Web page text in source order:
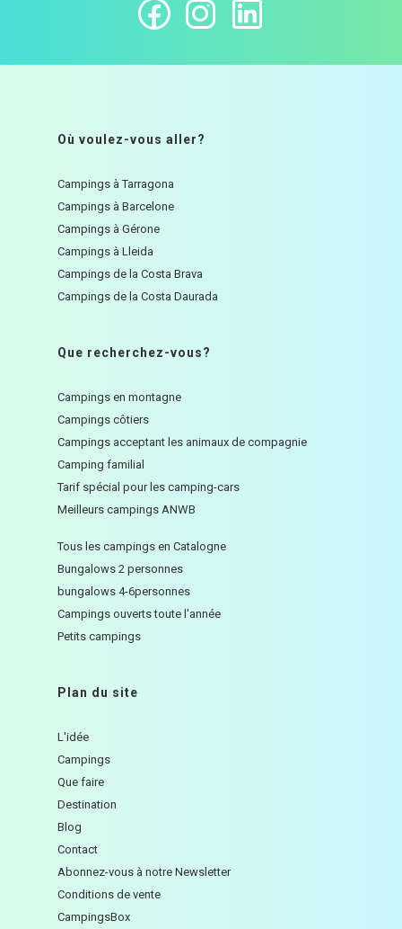
Où voulez-vous aller?
Campings à Tarragona
Campings à Barcelone
Campings à Gérone
Campings à Lleida
Campings de la Costa Brava
Campings de la Costa Daurada
Que recherchez-vous?
Campings en montagne
Campings côtiers
Campings acceptant les animaux de compagnie
Camping familial
Tarif spécial pour les camping-cars
Meilleurs campings ANWB
Tous les campings en Catalogne
Bungalows 2 personnes
bungalows 4-6personnes
Campings ouverts toute l'année
Petits campings
Plan du site
L'idée
Campings
Que faire
Destination
Blog
Contact
Abonnez-vous à notre Newsletter
Conditions de vente
CampingsBox